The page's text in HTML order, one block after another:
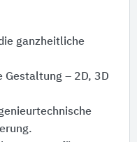
ganzheitliche
Gestaltung – 2D, 3D